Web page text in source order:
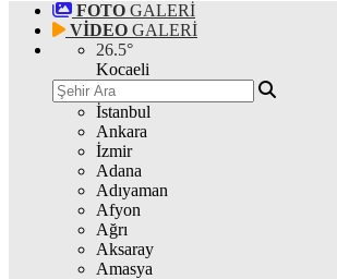
FOTO GALERİ
VİDEO GALERİ
26.5°
Kocaeli
İstanbul
Ankara
İzmir
Adana
Adıyaman
Afyon
Ağrı
Aksaray
Amasya